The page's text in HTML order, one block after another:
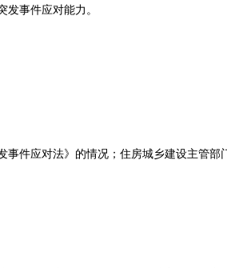
事件应对能力。
件应对法》的情况；住房城乡建设主管部